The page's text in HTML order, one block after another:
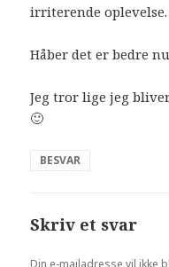
irriterende oplevelse.
Håber det er bedre
Jeg tror lige jeg
🙂
BESVAR
Skriv et svar
Din e-mailadresse vil ikke